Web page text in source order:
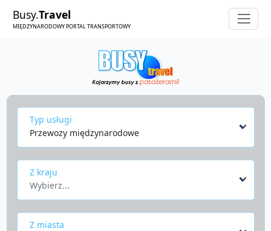
Busy.Travel
MIĘDZYNARODOWY PORTAL TRANSPORTOWY
Typ usługi
Przewozy międzynarodowe
Z kraju
Wybierz...
Z miasta